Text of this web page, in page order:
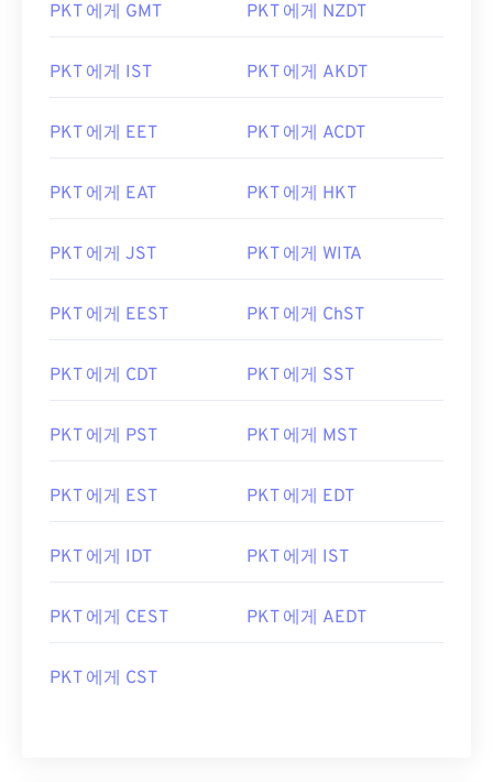
PKT 에게 GMT PKT 에게 NZDT
PKT 에게 IST PKT 에게 AKDT
PKT 에게 EET PKT 에게 ACDT
PKT 에게 EAT PKT 에게 HKT
PKT 에게 JST PKT 에게 WITA
PKT 에게 EEST PKT 에게 ChST
PKT 에게 CDT PKT 에게 SST
PKT 에게 PST PKT 에게 MST
PKT 에게 EST PKT 에게 EDT
PKT 에게 IDT PKT 에게 IST
PKT 에게 CEST PKT 에게 AEDT
PKT 에게 CST